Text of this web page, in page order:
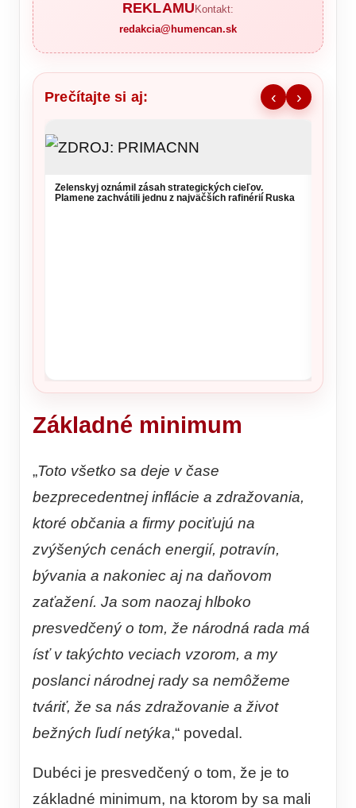
REKLAMU Kontakt:
redakcia@humencan.sk
Prečítajte si aj: ‹ ›
Zelenskyj oznámil zásah strategických cieľov.
Plamene zachvátili jednu z najväčších rafinérií Ruska
Základné minimum
„Toto všetko sa deje v čase
bezprecedentnej inflácie a zdražovania,
ktoré občania a firmy pociťujú na
zvýšených cenách energií, potravín,
bývania a nakoniec aj na daňovom
zaťažení. Ja som naozaj hlboko
presvedčený o tom, že národná rada má
ísť v takýchto veciach vzorom, a my
poslanci národnej rady sa nemôžeme
tváriť, že sa nás zdražovanie a život
bežných ľudí netýka,“ povedal.
Dubéci je presvedčený o tom, že je to
základné minimum, na ktorom by sa mali